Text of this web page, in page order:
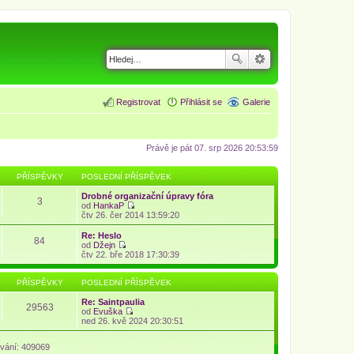
Galerie
Přihlásit se
Registrovat
Právě je pát 07. srp 2026 20:53:59
PŘÍSPĚVKY POSLEDNÍ PŘÍSPĚVEK
3
Drobné organizační úpravy fóra
od HankaP
Z
o
a
z
i
t
o
s
l
e
čtv 26. čer 2014 13:59:20
84
Re: Heslo
od Džejn
Z
o
b
r
a
z
i
p
čtv 22. bře 2018 17:30:39
PŘÍSPĚVKY POSLEDNÍ PŘÍSPĚVEK
29563
Re: Saintpaulia
od Evuška
Z
o
ned 26. kvě 2024 20:30:51
409069